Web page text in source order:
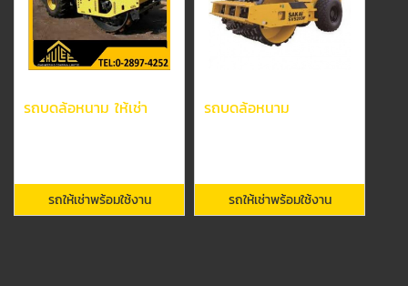
รถบดล้อหนาม ให้เช่า
รถให้เช่าพร้อมใช้งาน
รถบดล้อหนาม
รถให้เช่าพร้อมใช้งาน